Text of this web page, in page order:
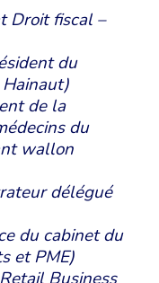
Droit fiscal –
du
de la
du
wallon
délégué
du cabinet du
et PME)